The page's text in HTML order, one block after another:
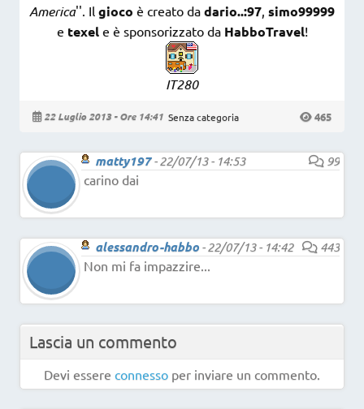
America''. Il gioco è creato da dario..:97, simo99999
e texele è sponsorizzato da HabboTravel!
IT280
22 Luglio 2013 - Ore 14:41 Senza categoria 465
matty197-22/07/13 - 14:53
99
carino dai
alessandro-habbo -22/07/13 - 14:42
443
Non mi fa impazzire...
Lascia un commento
Devi essere connesso per inviare un commento.